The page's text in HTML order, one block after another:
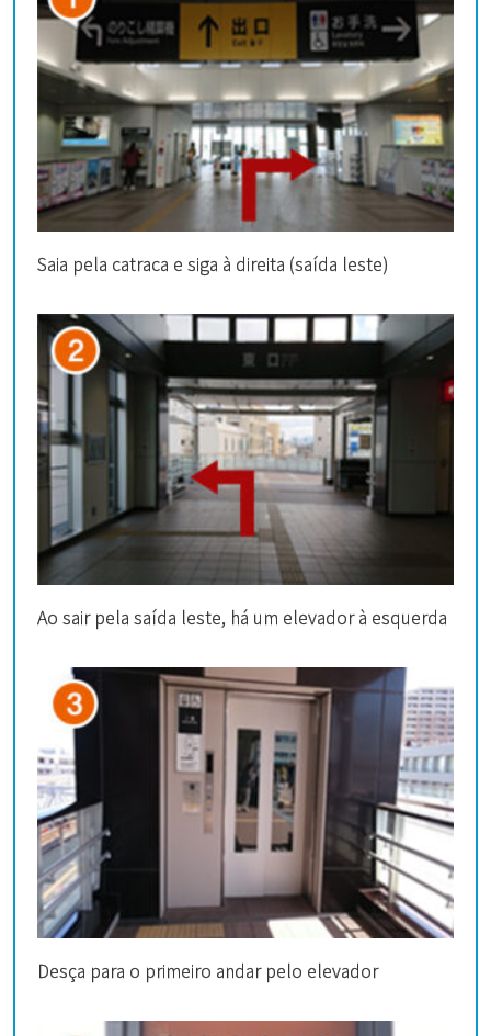
Saia pela catraca e siga à direita (saída leste)
Ao sair pela saída leste, há um elevador à esquerda
Desça para o primeiro andar pelo elevador